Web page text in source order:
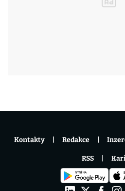
Kontakty Redakce
RSS